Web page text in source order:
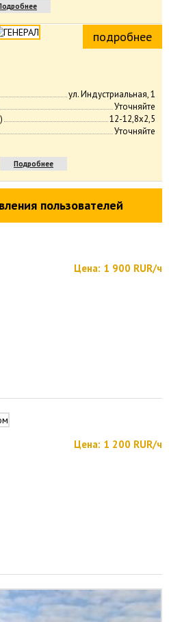
подробнее
ул. Индустриальная, 1
Уточняйте
12-12,8х2,5
Уточняйте
Подробнее
пользователей
Цена: 1 900 RUR/ч
Цена: 1 200 RUR/ч